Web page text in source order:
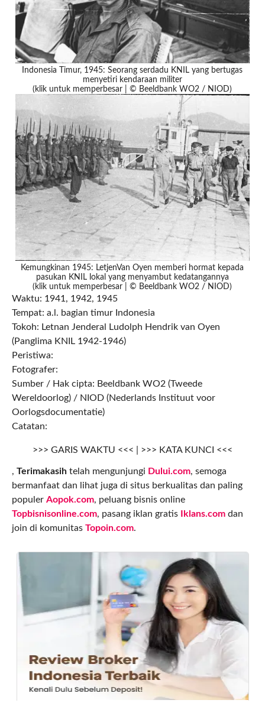
Indonesia Timur, 1945: Seorang serdadu KNIL yang bertugas
menyetiri kendaraan militer
(klik untuk memperbesar | © Beeldbank WO2 / NIOD)
Kemungkinan 1945: LetjenVan Oyen memberi hormat kepada
pasukan KNIL lokal yang menyambut kedatangannya
(klik untuk memperbesar | © Beeldbank WO2 / NIOD)
Waktu: 1941, 1942, 1945
Tempat: a.l. bagian timur Indonesia
Tokoh: Letnan Jenderal Ludolph Hendrik van Oyen
(Panglima KNIL 1942-1946)
Peristiwa:
Fotografer:
Sumber / Hak cipta: Beeldbank WO2 (Tweede
Wereldoorlog) / NIOD (Nederlands Instituut voor
Oorlogsdocumentatie)
Catatan:
>>> GARIS WAKTU <<< | >>> KATA KUNCI <<<
, Terimakasihtelah mengunjungi Dului.com, semoga
bermanfaat dan lihat juga di situs berkualitas dan paling
populer Aopok.com, peluang bisnis online
Topbisnisonline.com, pasang iklan gratis Iklans.comdan
join di komunitas Topoin.com.